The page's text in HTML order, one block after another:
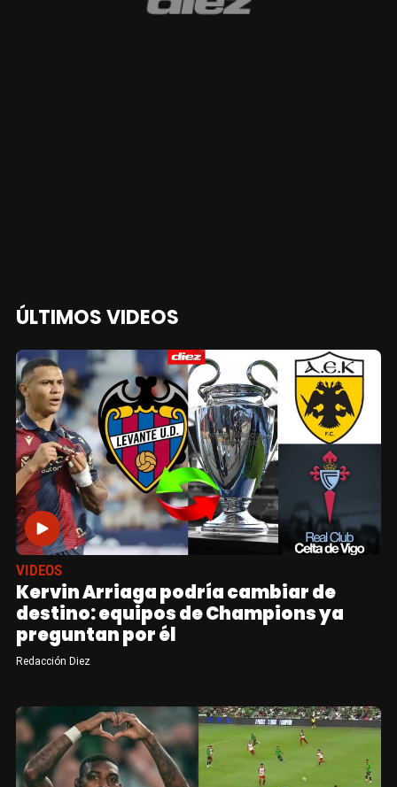
ÚLTIMOS VIDEOS
VIDEOS
Kervin Arriaga podría cambiar de
destino: equipos de Champions ya
preguntan por él
Redacción Diez